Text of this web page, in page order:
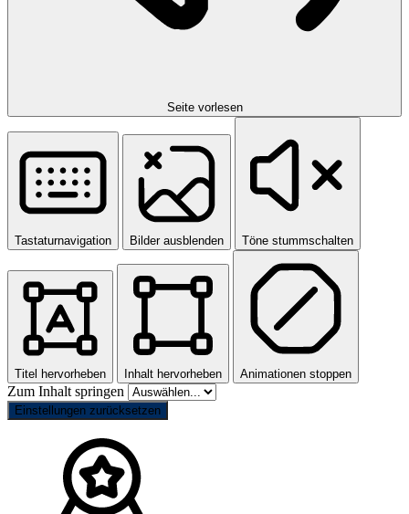
Seite vorlesen
Tastaturnavigation Bilder ausblenden Töne stummschalten
Titel hervorheben Inhalt hervorheben Animationen stoppen
Zum Inhalt springen
Einstellungen zurücksetzen